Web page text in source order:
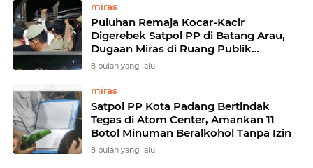
miras
Puluhan Remaja Kocar-Kacir
Digerebek Satpol PP di Batang Arau,
Dugaan Miras di Ruang Publik
Terbongkar
8 bulan yang lalu
miras
Satpol PP Kota Padang Bertindak
Tegas di Atom Center, Amankan 11
Botol Minuman Beralkohol Tanpa Izin
8 bulan yang lalu